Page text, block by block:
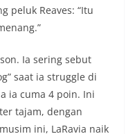
peluk Reaves: “Itu
Ia sering sebut
saat ia struggle di
ia cuma 4 poin. Ini
tajam, dengan
ini, LaRavia naik